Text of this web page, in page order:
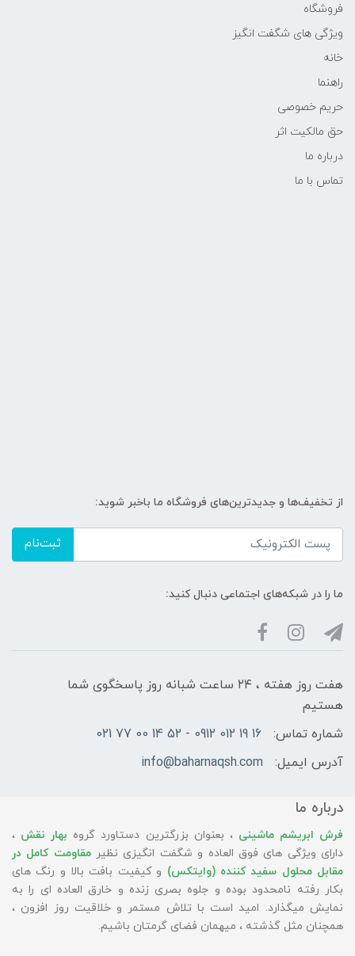
فروشگاه
ویژگی های شگفت انگیز
خانه
راهنما
حریم خصوصی
حق مالکیت اثر
درباره ما
تماس با ما
از تخفیف‌ها و جدیدترین‌های فروشگاه ما باخبر شوید:
ثبت‌نام
ما را در شبکه‌های اجتماعی دنبال کنید:
هفت روز هفته ، ۲۴ ساعت شبانه‌ روز پاسخگوی شما
هستیم
شماره تماس:
16 19 012 0912 - 52 14 00 77 021
آدرس ایمیل:
info@baharnaqsh.com
درباره ما
فرش ابریشم ماشینی ، بعنوان بزرگترین دستاورد گروه بهار نقش ،
دارای ویژگی های فوق العاده و شگفت انگیزی نظیرمقاومت کامل در
مقابل محلول سفید کننده (وایتکس) و کیفیت بافت بالا و رنگ های
بکار رفته نامحدود بوده و جلوه بصری زنده و خارق العاده ای را به
نمایش میگذارد. امید است با تلاش مستمر و خلاقیت روز افزون ،
همچنان مثل گذشته ، میهمان فضای گرمتان باشیم.